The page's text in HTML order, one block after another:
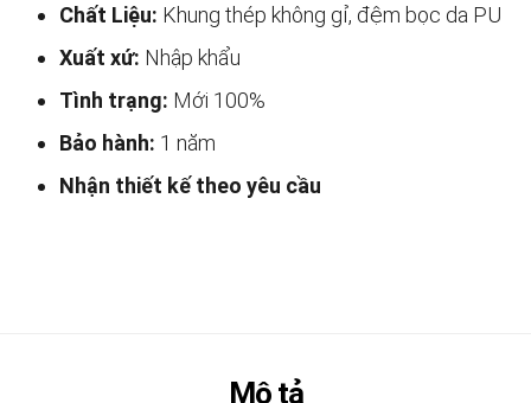
Chất Liệu: Khung thép không gỉ, đệm bọc da PU
Xuất xứ: Nhập khẩu
Tình trạng: Mới 100%
Bảo hành: 1 năm
Nhận thiết kế theo yêu cầu
Mô tả